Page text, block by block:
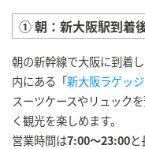
① 朝：新大阪駅到着
朝の新幹線で大阪に到着
内にある「新大阪ラゲッ
スーツケースやリュック
く観光を楽しめます。
営業時間は7:00〜23:00